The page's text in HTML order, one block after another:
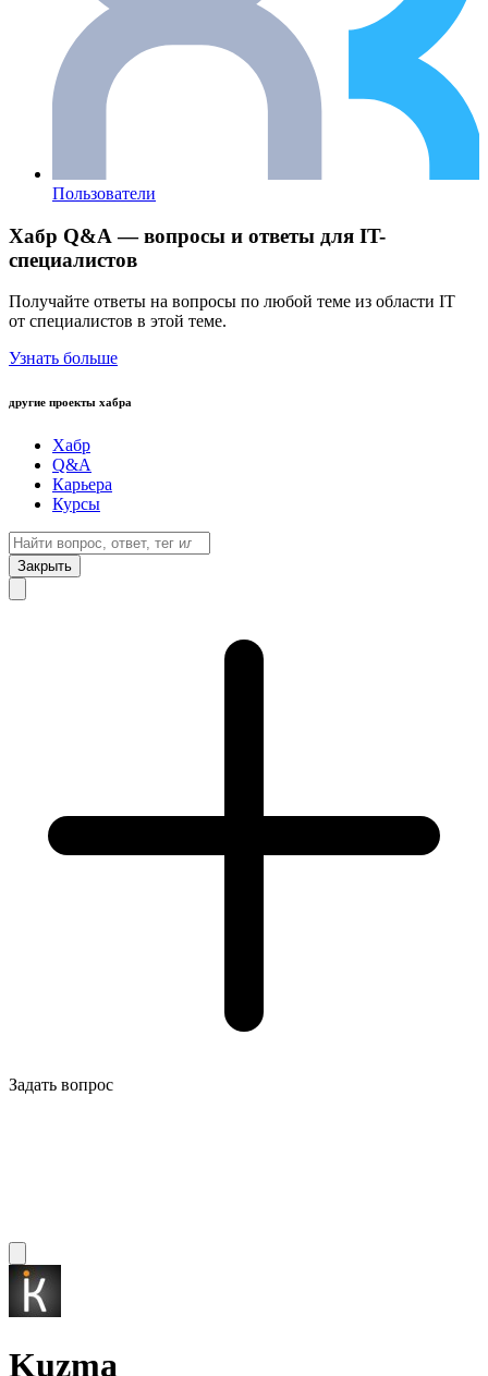
Пользователи
Хабр Q&A — вопросы и ответы для IT-
специалистов
Получайте ответы на вопросы по любой теме из области IT
от специалистов в этой теме.
Узнать больше
другие проекты хабра
Хабр
Q&A
Карьера
Курсы
Закрыть
Задать вопрос
Kuzma